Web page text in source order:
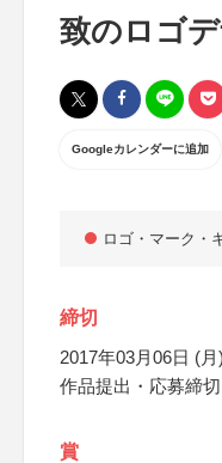
致のロゴ
Googleカレンダーに追加
ロゴ・マーク・
締切
2017年03月06日 (月)
作品提出・応募締
賞